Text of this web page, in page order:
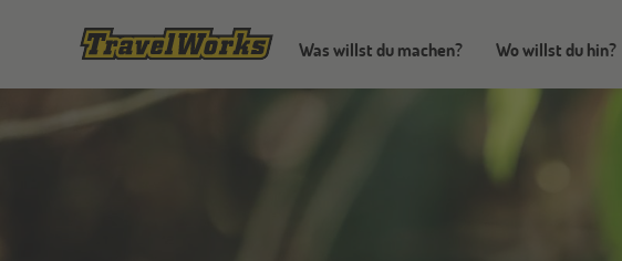
Was willst du machen? Wo willst du hin?